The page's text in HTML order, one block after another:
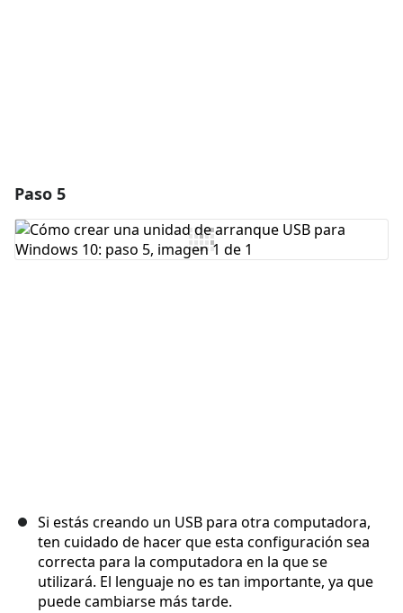
Paso 5
Si estás creando un USB para otra computadora,
ten cuidado de hacer que esta configuración sea
correcta para la computadora en la que se
utilizará. El lenguaje no es tan importante, ya que
puede cambiarse más tarde.